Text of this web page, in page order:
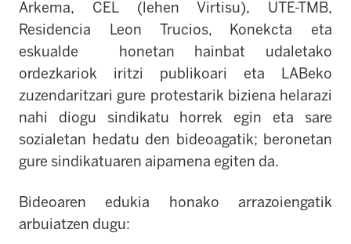
Arkema, CEL (lehen Virtisu), UTE-TMB,
Residencia Leon Trucios, Konekcta eta
eskualde honetan hainbat udaletako
ordezkariok iritzi publikoari eta LABeko
zuzendaritzari gure protestarik biziena helarazi
nahi diogu sindikatu horrek egin eta sare
sozialetan hedatu den bideoagatik; beronetan
gure sindikatuaren aipamena egiten da.
Bideoaren edukia honako arrazoiengatik
arbuiatzen dugu: